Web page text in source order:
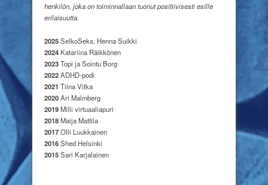
henkilön, joka on toiminnallaan tuonut positiivisesti esille
erilaisuutta.
2025SelkoSeks, Henna Suikki
2024 Katariina Räikkönen
2023Topi ja Sointu Borg
2022ADHD-podi
2021 Tiina Vitka
2020Ari Malmberg
2019Milli virtuaaliapuri
2018Maija Mattila
2017Olli Luukkainen
2016Shed Helsinki
2015Sari Karjalainen